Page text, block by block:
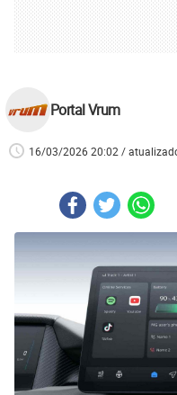
Portal Vrum
16/03/2026 20:02 /